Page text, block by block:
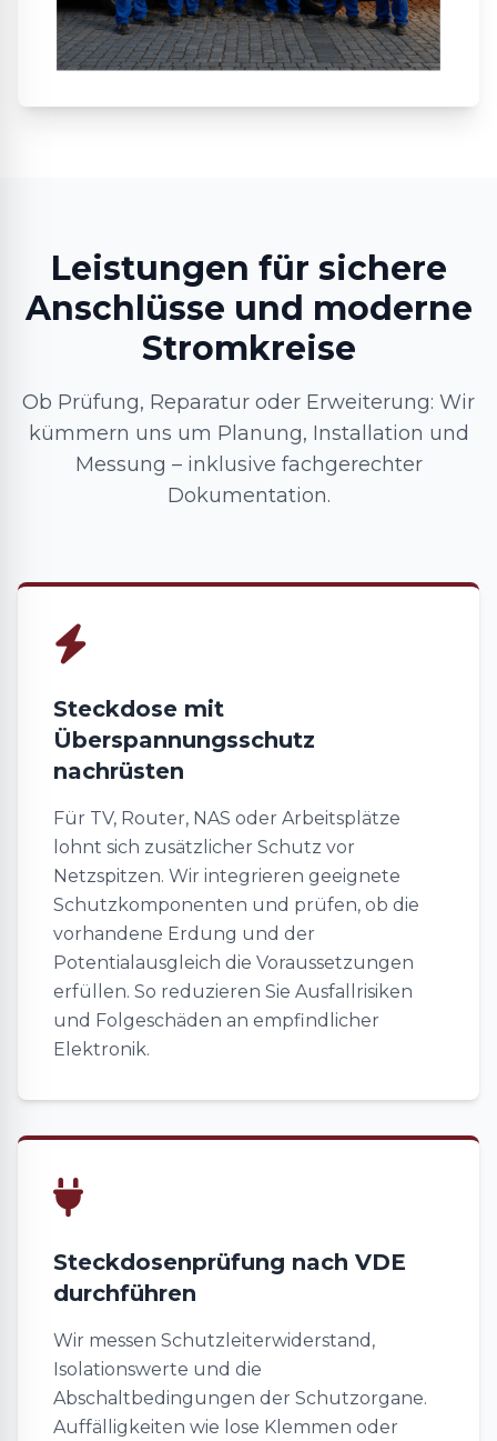
Leistungen für sichere
Anschlüsse und moderne
Stromkreise
Ob Prüfung, Reparatur oder Erweiterung: Wir
kümmern uns um Planung, Installation und
Messung – inklusive fachgerechter
Dokumentation.
Steckdose mit
Überspannungsschutz
nachrüsten
Für TV, Router, NAS oder Arbeitsplätze
lohnt sich zusätzlicher Schutz vor
Netzspitzen. Wir integrieren geeignete
Schutzkomponenten und prüfen, ob die
vorhandene Erdung und der
Potentialausgleich die Voraussetzungen
erfüllen. So reduzieren Sie Ausfallrisiken
und Folgeschäden an empfindlicher
Elektronik.
Steckdosenprüfung nach VDE
durchführen
Wir messen Schutzleiterwiderstand,
Isolationswerte und die
Abschaltbedingungen der Schutzorgane.
Auffälligkeiten wie lose Klemmen oder